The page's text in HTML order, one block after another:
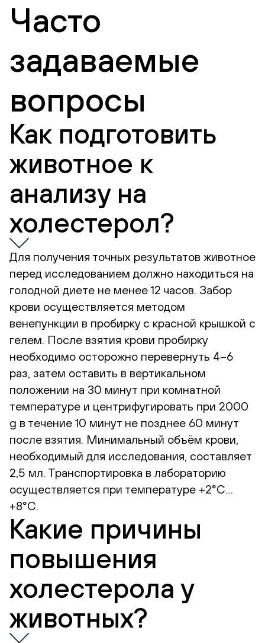
Часто
задаваемые
вопросы
Как подготовить
животное к
анализу на
холестерол?
Для получения точных результатов животное
перед исследованием должно находиться на
голодной диете не менее 12 часов. Забор
крови осуществляется методом
венепункции в пробирку с красной крышкой с
гелем. После взятия крови пробирку
необходимо осторожно перевернуть 4–6
раз, затем оставить в вертикальном
положении на 30 минут при комнатной
температуре и центрифугировать при 2000
g в течение 10 минут не позднее 60 минут
после взятия. Минимальный объём крови,
необходимый для исследования, составляет
2,5 мл. Транспортировка в лабораторию
осуществляется при температуре +2°С…
+8°С.
Какие причины
повышения
холестерола у
животных?